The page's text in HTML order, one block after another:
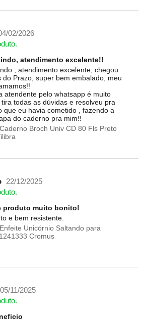
02/2026
atendimento excelente!!
, atendimento excelente, chegou
do Prazo, super bem embalado, meu
atendente pelo whatsapp é muito
todas as dúvidas e resolveu pra
que eu havia cometido , fazendo a
do caderno pra mim!!
Caderno Broch Univ CD 80 Fls Preto
22/12/2025
produto muito bonito!
e bem resistente.
Enfeite Unicórnio Saltando para
Cromus
05/11/2025